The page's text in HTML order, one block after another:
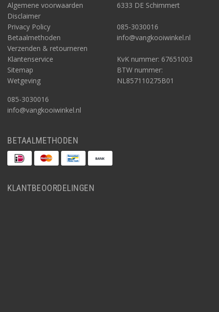
Algemene voorwaarden
Disclaimer
Privacy Policy
Betaalmethoden
Verzenden & retourneren
Klantenservice
Sitemap
Wetgeving
085-3030016
info@vangkooiwinkel.nl
6333 DE Schimmert
085-3030016
info@vangkooiwinkel.nl
KvK nummer: 67651003
BTW nummer:
NL857110275B01
BETAALMETHODEN
KLANTBEOORDELINGEN